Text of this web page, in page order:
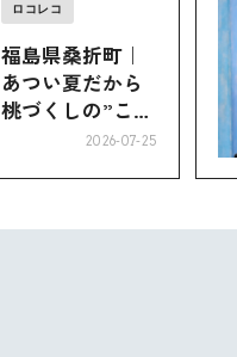
ロコレコ
福島県桑折町｜
あつい夏だから
桃づくしの”こお
2026-07-25